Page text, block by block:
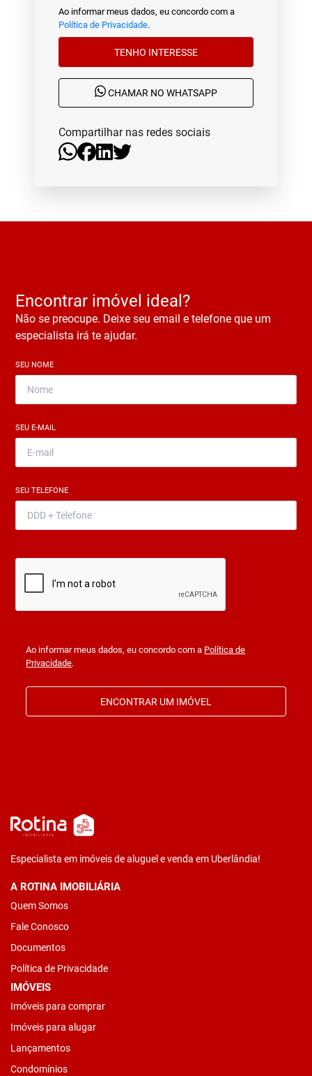
Ao informar meus dados, eu concordo com a
Política de Privacidade.
TENHO INTERESSE
CHAMAR NO WHATSAPP
Compartilhar nas redes sociais
Encontrar imóvel ideal?
Não se preocupe. Deixe seu email e telefone que um
especialista irá te ajudar.
SEU NOME
SEU E-MAIL
SEU TELEFONE
Ao informar meus dados, eu concordo com a Política de
Privacidade.
ENCONTRAR UM IMÓVEL
Especialista em imóveis de aluguel e venda em Uberlândia!
A ROTINA IMOBILIÁRIA
Quem Somos
Fale Conosco
Documentos
Política de Privacidade
IMÓVEIS
Imóveis para comprar
Imóveis para alugar
Lançamentos
Condomínios